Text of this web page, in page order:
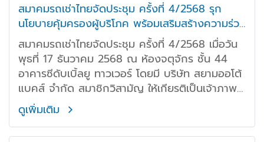
สมาคมรถเช่าไทยจัดประชุม ครั้งที่ 4/2568 รุก
นโยบายคุ้มครองผู้บริโภค พร้อมเสริมสร้างความร่วม
มือระหว่างสมาชิก
สมาคมรถเช่าไทยจัดประชุม ครั้งที่ 4/2568 เมื่อวัน
พุธที่ 17 ธันวาคม 2568 ณ ห้องจตุจักร ชั้น 44
อาคารซีดับเบิ้ลยู ทาวเวอร์ โดยมี บริษัท สยามออโต้
แบคส์ จำกัด สมาชิกวิสามัญ ให้เกียรติเป็นเจ้าภาพ
และให้การต้อนรับสมาชิกอย่างอบอุ่นในโอกาสนี้
ดร.นที วรรธนะโกวินท์ นายกสมาคม พร้อมด้วย คุณ
พรนิฤทธิ์ เลิศธีรพงศ์ กรรมการเหรัญญิกสมาคม
ดูเพิ่มเติม